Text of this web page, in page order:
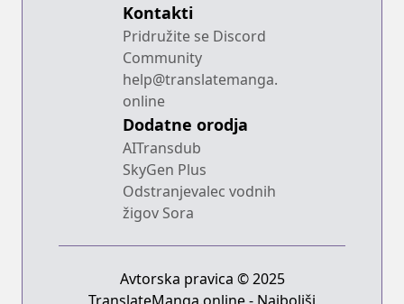
Kontakti
Pridružite se Discord
Community
help@translatemanga.
online
Dodatne orodja
AITransdub
SkyGen Plus
Odstranjevalec vodnih
žigov Sora
Avtorska pravica © 2025